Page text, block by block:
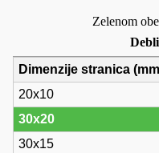
Zelenom
Dimenzije stranica
20x10
30x20
30x15